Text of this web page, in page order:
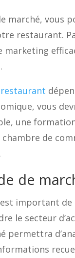
marché,
restaurant.
vous
une
de
.
de
important
le secteur
permettra